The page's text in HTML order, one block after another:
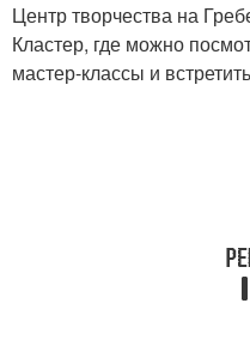
Центр творчества на
Кластер, где можно
мастер-классы и